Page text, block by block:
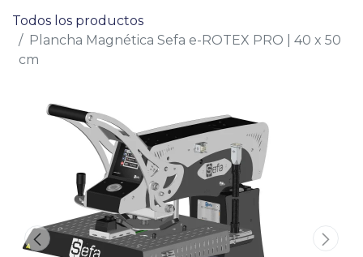
Todos los productos
Plancha Magnética Sefa e-ROTEX PRO | 40 x 50
cm